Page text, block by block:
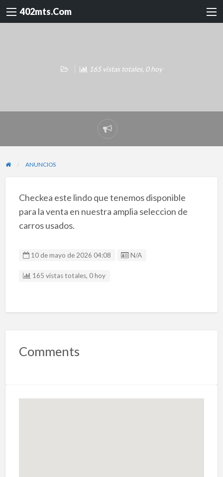
402mts.Com
165 vistas totales, 0 hoy
Reportar
problema
ANUNCIOS
Checkea este lindo que tenemos disponible
para la venta en nuestra amplia seleccion de
carros usados.
10 de mayo de 2026 04:08 Listing ID
N/A
165 vistas totales, 0 hoy
Comments